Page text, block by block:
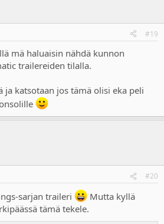
#19
mä haluaisin nähdä kunnon
trailereiden tilalla.
ja katsotaan jos tämä olisi eka peli
#20
sarjan traileri
Mutta kyllä
tämä tekele.